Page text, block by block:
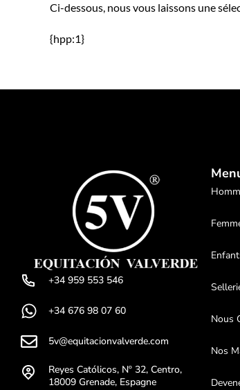
Ci-dessous, nous vous laissons une
{hpp:1}
+34 959 553 546
+34 676 98 07 60
5v@equitacionvalverde.com
Reyes Católicos, Nº 32, Centro,
18009 Grenade, Espagne
Nous
Nos